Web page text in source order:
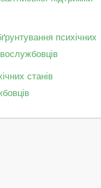
психічних
станів